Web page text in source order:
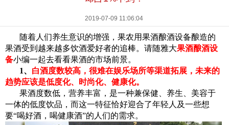
2019-07-09 11:06:04
随着人们养生意识的增强，果农用果酒酿酒设备酿造的
果酒受到越来越多饮酒爱好者的追棒。请随雅大果酒酿酒设
备小编一起去看看果酒的市场前景。
1、 白酒度数较高，很难在娱乐场所等渠道拓展，未来的
趋势应该是低度化、时尚化、健康化。
果酒度数低，营养丰富，是一种兼保健、养生、美容于
一体的低度饮品，而这一特征恰好迎合了年轻人及一些想
要“喝好酒，喝健康酒”的人们的需求。